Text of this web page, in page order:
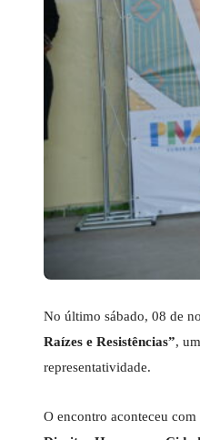
No último sábado, 08 de
Raízes e Resistências”,
representatividade.
O encontro aconteceu com